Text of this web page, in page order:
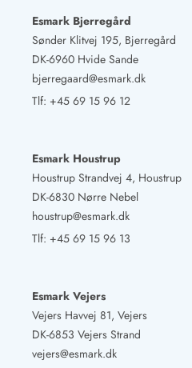
Esmark Bjerregård
Sønder Klitvej 195, Bjerregård
DK-6960 Hvide Sande
bjerregaard@esmark.dk
Tlf: +45 69 15 96 12
Esmark Houstrup
Houstrup Strandvej 4, Houstrup
DK-6830 Nørre Nebel
houstrup@esmark.dk
Tlf: +45 69 15 96 13
Esmark Vejers
Vejers Havvej 81, Vejers
DK-6853 Vejers Strand
vejers@esmark.dk